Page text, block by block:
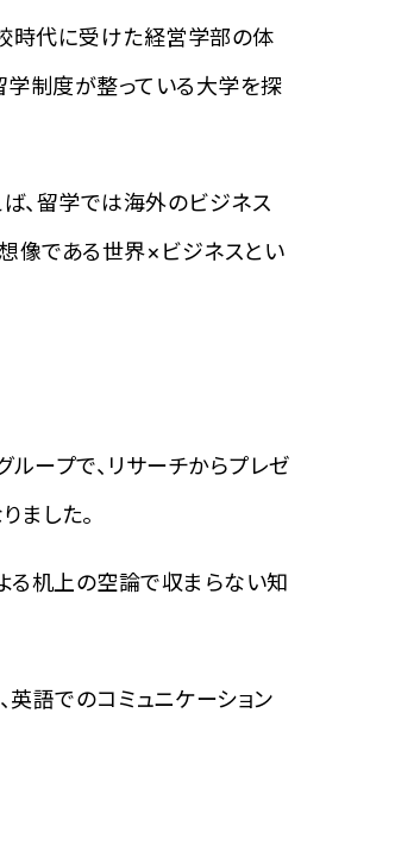
時代に受けた経営学部の体
学制度が整っている大学を探
、留学では海外のビジネス
像である世界×ビジネスとい
ループで、リサーチからプレゼ
ました。
る机上の空論で収まらない知
語でのコミュニケーション